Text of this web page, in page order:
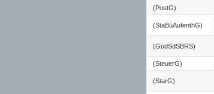
(PostG)
(StaBüAufenthG)
(GüdSdSBRS)
(SteuerG)
(StarG)